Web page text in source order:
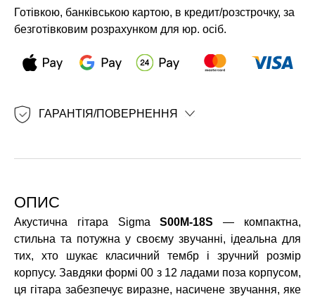
Копіювати
Готівкою, банківською картою, в кредит/розстрочку, за
безготівковим розрахунком для юр. осіб.
ГАРАНТІЯ/ПОВЕРНЕННЯ
ОПИС
Акустична гітара Sigma S00M-18S — компактна,
стильна та потужна у своєму звучанні, ідеальна для
тих, хто шукає класичний тембр і зручний розмір
корпусу. Завдяки формі 00 з 12 ладами поза корпусом,
ця гітара забезпечує виразне, насичене звучання, яке